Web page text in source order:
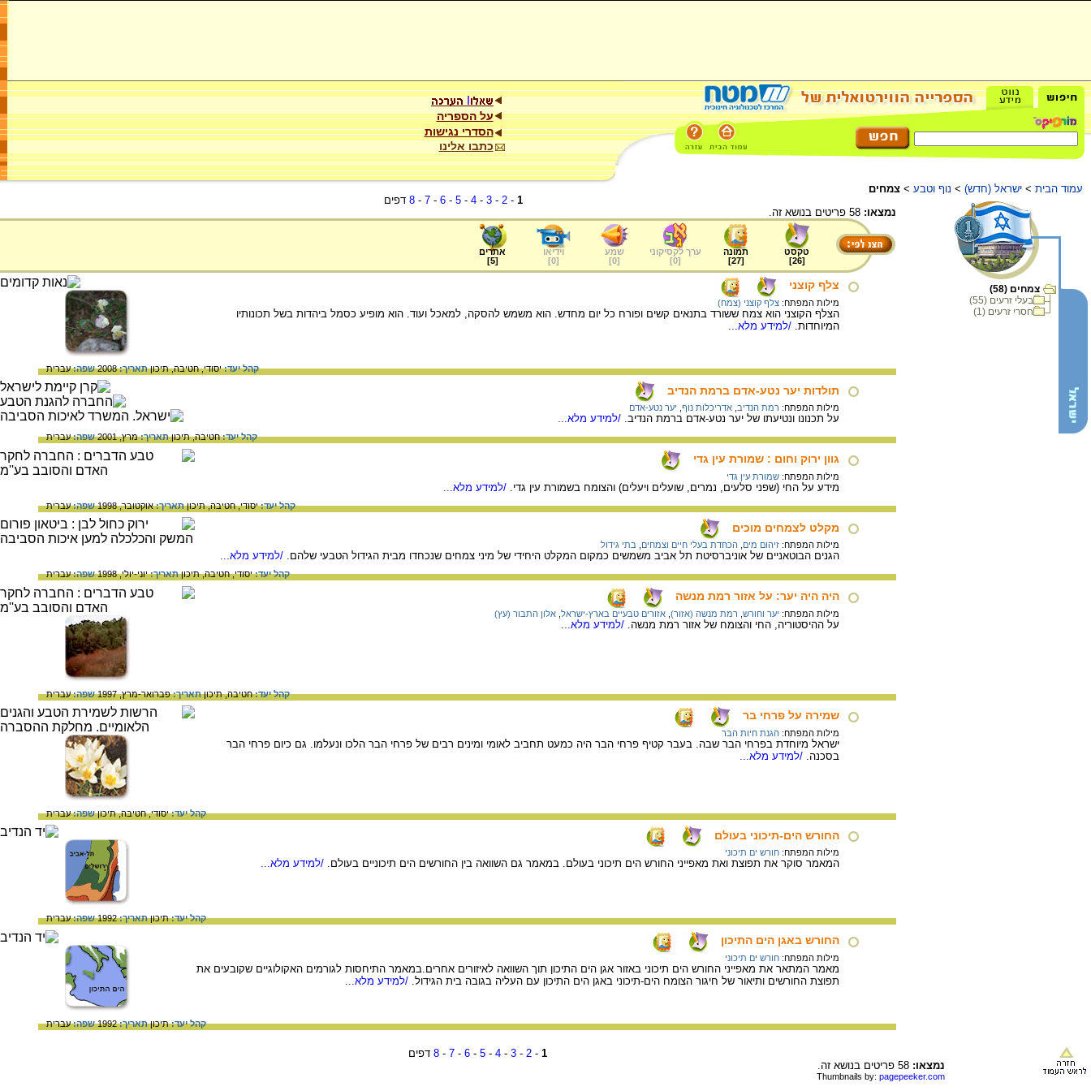
על הספריה
הסדרי נגישות
כתבו אלינו
עמוד הבית > ישראל (חדש) > נוף וטבע > צמחים
צמחים (58)
בעלי זרעים (55)
חסרי זרעים (1)
1
-
2
-
3
-
4
-
5
-
6
-
7
-
8 דפים
נמצאו:
טקסט
[
26
]
תמונה
[
27
]
ערך לקסיקוני
[
0
]
שמע
[
0
]
וידיאו
[
0
]
אתרים
[
5
]
צלף קוצני
מילות המפתח: צלף קוצני (צמח)
הצלף הקוצני הוא צמח ששורד בתנאים קשים ופורח כל יום מחדש. הוא משמש להסקה, למאכל ועוד. הוא מופיע כסמל ביהדות בשל תכונותיו
המיוחדות. /למידע מלא...
קהל יעד:יסודי,חטיבה,תיכוןתאריך:2008 שפה:עברית
תולדות יער נטע-אדם ברמת הנדיב
מילות המפתח: רמת הנדיב אדריכלות נוף יער נטע-אדם
על תכנונו ונטיעתו של יער נטע-אדם ברמת הנדיב. /למידע מלא...
קהל יעד:חטיבה,תיכוןתאריך:מרץ, 2001 שפה:עברית
גוון ירוק וחום : שמורת עין גדי
מילות המפתח: שמורת עין גדי
מידע על החי (שפני סלעים, נמרים, שועלים ויעלים) והצומח בשמורת עין גדי. /למידע מלא...
קהל יעד:יסודי,חטיבה,תיכוןתאריך:אוקטובר, 1998 שפה:עברית
מקלט לצמחים מוכים
מילות המפתח: זיהום מים הכחדת בעלי חיים וצמחים בתי גידול
הגנים הבוטאניים של אוניברסיטת תל אביב משמשים כמקום המקלט היחידי של מיני צמחים שנכחדו מבית הגידול הטבעי שלהם. /למידע מלא...
קהל יעד:יסודי,חטיבה,תיכוןתאריך:יוני-יולי, 1998 שפה:עברית
היה היה יער: על אזור רמת מנשה
מילות המפתח: יער וחורש רמת מנשה (אזור) אזורים טבעיים בארץ-ישראל אלון התבור (עץ)
על ההיסטוריה, החי והצומח של אזור רמת מנשה. /למידע מלא...
קהל יעד:חטיבה,תיכוןתאריך:פברואר-מרץ, 1997 שפה:עברית
שמירה על פרחי בר
מילות המפתח: הגנת חיות הבר
ישראל מיוחדת בפרחי הבר שבה. בעבר קטיף פרחי הבר היה כמעט תחביב לאומי ומינים רבים של פרחי הבר הלכו ונעלמו. גם כיום פרחי הבר
בסכנה. /למידע מלא...
קהל יעד:יסודי,חטיבה,תיכוןשפה:עברית
החורש הים-תיכוני בעולם
מילות המפתח: חורש ים תיכוני
המאמר סוקר את תפוצת ואת מאפייני החורש הים תיכוני בעולם. במאמר גם השוואה בין החורשים הים תיכוניים בעולם. /למידע מלא...
קהל יעד:תיכוןתאריך:1992 שפה:עברית
החורש באגן הים התיכון
מילות המפתח: חורש ים תיכוני
מאמר המתאר את מאפייני החורש הים תיכוני באזור אגן הים התיכון תוך השוואה לאיזורים אחרים.במאמר התיחסות לגורמים האקולוגיים שקובעים את
תפוצת החורשים ותיאור של חיגור הצומח הים-תיכוני באגן הים התיכון עם העליה בגובה בית הגידול. /למידע מלא...
קהל יעד:תיכוןתאריך:1992 שפה:עברית
1
-
2
-
3
-
4
-
5
-
6
-
7
-
8 דפים
נמצאו:
Thumbnails by: pagepeeker.com